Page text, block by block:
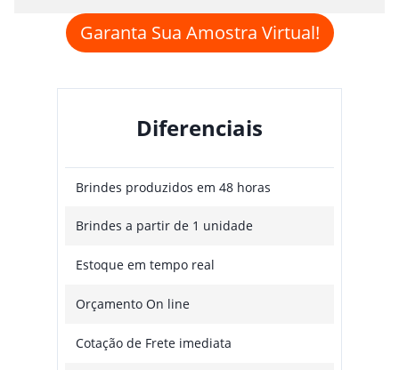
Garanta Sua Amostra Virtual!
Diferenciais
Brindes produzidos em 48 horas
Brindes a partir de 1 unidade
Estoque em tempo real
Orçamento On line
Cotação de Frete imediata